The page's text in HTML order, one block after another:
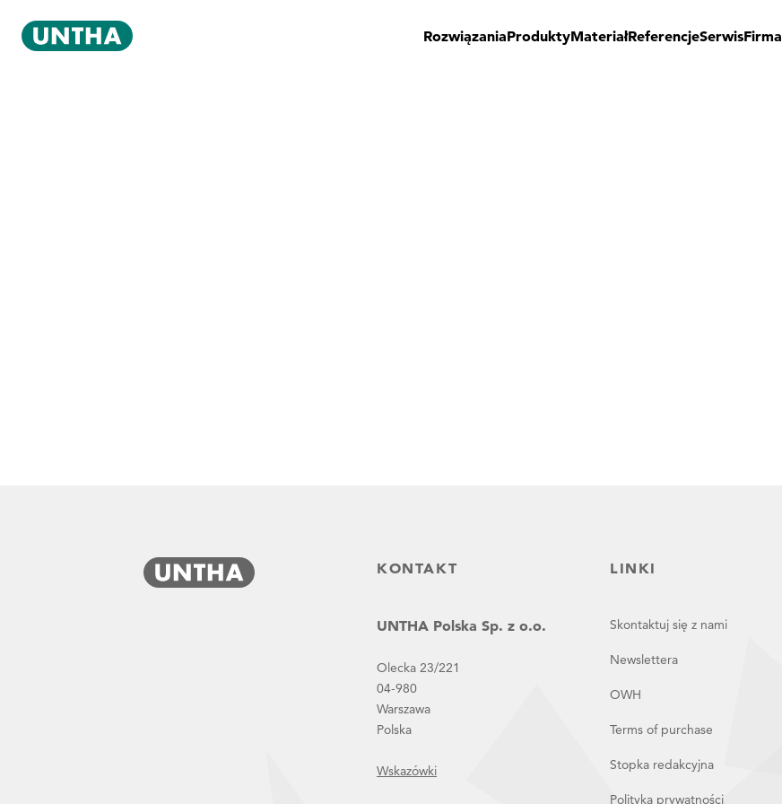
RozwiązaniaProduktyMateriałReferencjeSerwisFirma
KONTAKT
UNTHA Polska Sp. z o.o.
Olecka 23/221
04-980
Warszawa
Polska
Wskazówki
LINKI
Skontaktuj się z nami
Newslettera
OWH
Terms of purchase
Stopka redakcyjna
Polityka prywatności